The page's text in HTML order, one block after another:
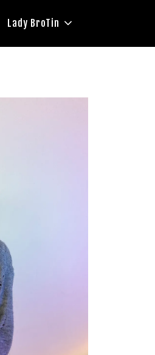
Lady BroTin